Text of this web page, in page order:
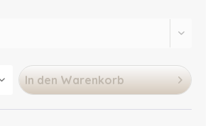
In den Warenkorb